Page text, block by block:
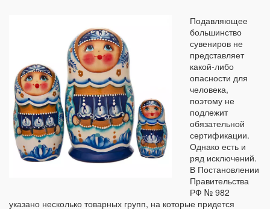
Подавляющее
большинство
сувениров не
представляет
какой-либо
опасности для
человека,
поэтому не
подлежит
обязательной
сертификации.
Однако есть и
ряд исключений.
В Постановлении
Правительства
РФ № 982
указано несколько товарных групп, на которые придется